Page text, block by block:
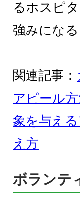
るホスピ
強みになる
関連記事：
アピール
象を与え
え方
ボランテ